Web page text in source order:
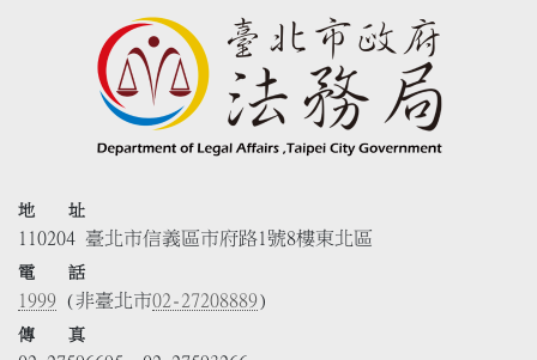
地 址
110204 臺北市信義區市府路1號8樓東北區
電 話
1999 (非臺北市02-27208889)
傳 真